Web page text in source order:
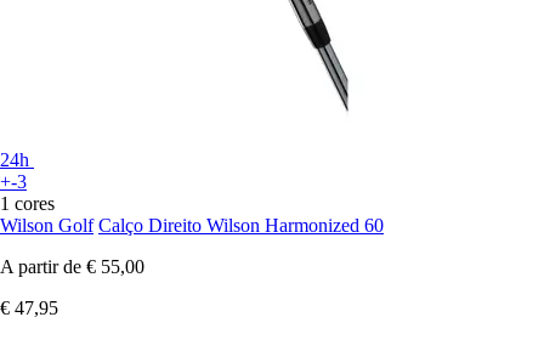
24h
+-3
1 cores
Wilson Golf Calço Direito Wilson Harmonized 60
A partir de € 55,00
€ 47,95